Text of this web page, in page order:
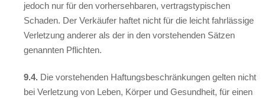
jedoch nur für den vorhersehbaren, vertragstypischen
Schaden. Der Verkäufer haftet nicht für die leicht fahrlässige
Verletzung anderer als der in den vorstehenden Sätzen
genannten Pflichten.
9.4. Die vorstehenden Haftungsbeschränkungen gelten nicht
bei Verletzung von Leben, Körper und Gesundheit, für einen